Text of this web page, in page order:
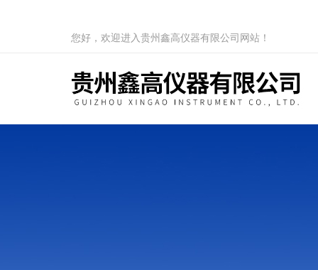
您好，欢迎进入贵州鑫高仪器有限公司网站！